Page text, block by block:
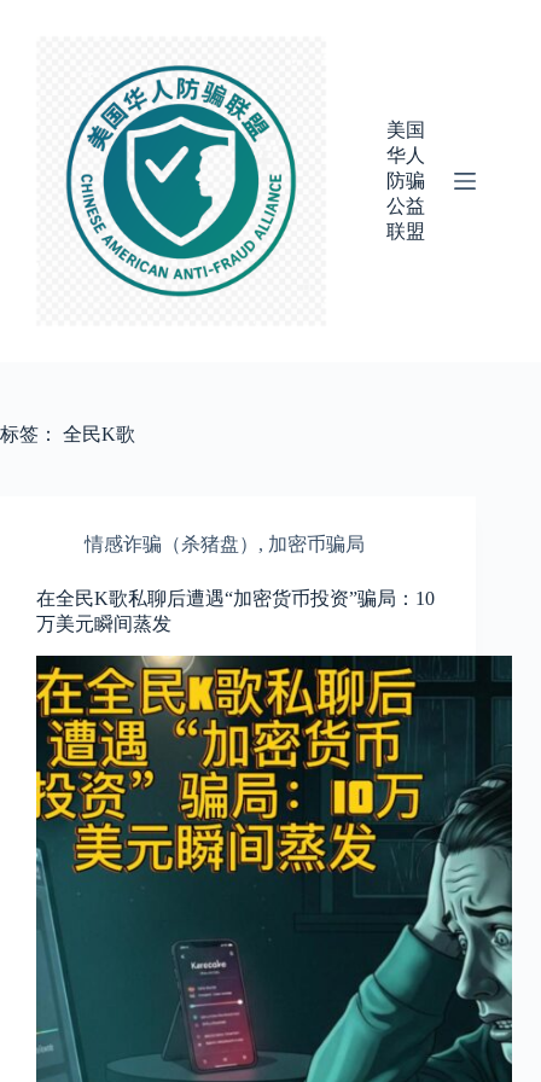
美国
华人
防骗
公益
联盟
标签： 全民K歌
情感诈骗（杀猪盘） , 加密币骗局
在全民K歌私聊后遭遇“加密货币投资”骗局：10
万美元瞬间蒸发